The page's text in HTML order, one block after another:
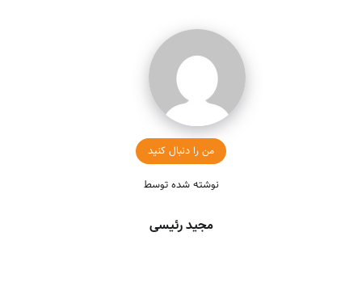
من را دنبال کنید
نوشته شده توسط
مجید رئیسی